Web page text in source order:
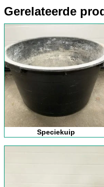
Gerelateerde
Speciekuip